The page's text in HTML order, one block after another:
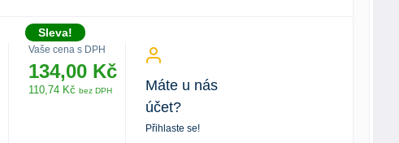
Sleva!
Vaše cena s DPH
134,00 Kč
110,74 Kč bez DPH
Máte u nás
účet?
Přihlaste se!